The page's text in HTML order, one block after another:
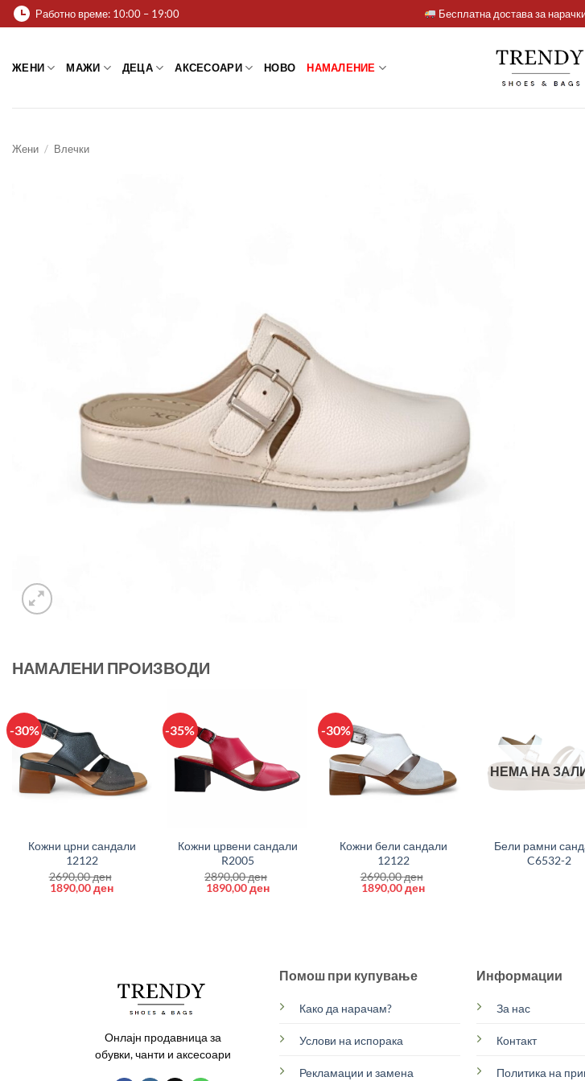
Skip
to
Работно време: 10:00 – 19:00 Бесплатна достава за
ЖЕНИ МАЖИ ДЕЦА АКСЕСОАРИ НОВО НАМАЛЕНИЕ
Жени / Влечки
НАМАЛЕНИ ПРОИЗВОДИ
-30%
Кожни црни сандали
12122
2690,00ден
Original
1890,00денCurrent
-35%
Кожни црвени сандали
R2005
2890,00ден
Original
1890,00денCurrent
-30%
Кожни бели сандали
12122
2690,00ден
Original
1890,00денCurrent
НЕМА НА
Бели рамни
C6532-2
Онлајн продавница за
обувки, чанти и аксесоари
Помош при купување
Како да нарачам?
Услови на испорака
Рекламации и замена
Информации
За нас
Контакт
Политика на